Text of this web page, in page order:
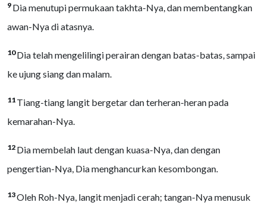
9 Dia menutupi permukaan takhta-Nya, dan membentangkan
awan-Nya di atasnya.
10Dia telah mengelilingi perairan dengan batas-batas, sampai
ke ujung siang dan malam.
11 Tiang-tiang langit bergetar dan terheran-heran pada
kemarahan-Nya.
12 Dia membelah laut dengan kuasa-Nya, dan dengan
pengertian-Nya, Dia menghancurkan kesombongan.
13Oleh Roh-Nya, langit menjadi cerah; tangan-Nya menusuk